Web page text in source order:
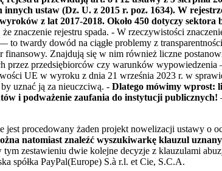
innych ustaw (Dz. U. z 2015 r. poz. 1634). W
z lat 2017-2018. Około 450 dotyczy sektora
że znaczenie rejestru spada. - W rzeczywistości
to twardy dowód na ciągłe problemy z
finansowy. Znajdują się w nim również liczne
przez przedsiębiorców czy warunków wypowiedzenia
UE w wyroku z dnia 21 września 2023 r. w
uznać ją za nieuczciwą. - Dlatego mówimy wprost:
i podważenie zaufania do instytucji publicznych!
jest procedowany żaden projekt nowelizacji ustawy o
natomiast znaleźć wyszukiwarkę klauzul
tym zestawieniu dwie kolejne decyzje z klauzulami
spółka PayPal(Europe) S.à r.l. et Cie, S.C.A.